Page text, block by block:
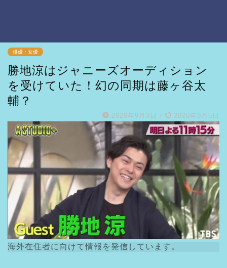
俳優・女優
勝地涼はジャニーズオーディション
を受けていた！幻の同期は藤ヶ谷太
輔？
2020年9月3日 / 2020年9月5日
海外在住者に向けて情報を発信しています。